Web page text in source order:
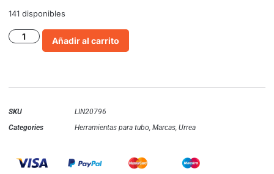
141 disponibles
Añadir al carrito
SKU
LIN20796
Categories
Herramientas para tubo Marcas Urrea